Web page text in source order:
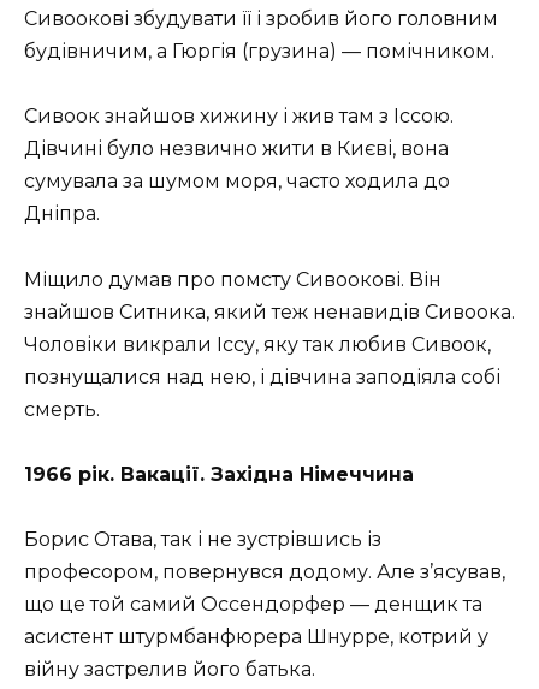
Сивоокові збудувати її і зробив його головним
будівничим, а Гюргія (грузина) — помічником.
Сивоок знайшов хижину і жив там з Іссою.
Дівчині було незвично жити в Києві, вона
сумувала за шумом моря, часто ходила до
Дніпра.
Міщило думав про помсту Сивоокові. Він
знайшов Ситника, який теж ненавидів Сивоока.
Чоловіки викрали Іссу, яку так любив Сивоок,
познущалися над нею, і дівчина заподіяла собі
смерть.
1966 рік. Вакації. Західна Німеччина
Борис Отава, так і не зустрівшись із
професором, повернувся додому. Але з’ясував,
що це той самий Оссендорфер — денщик та
асистент штурмбанфюрера Шнурре, котрий у
війну застрелив його батька.